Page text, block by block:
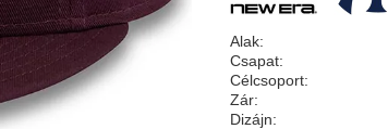
Alak:
Csapat:
Célcsoport:
Zár:
Dizájn: